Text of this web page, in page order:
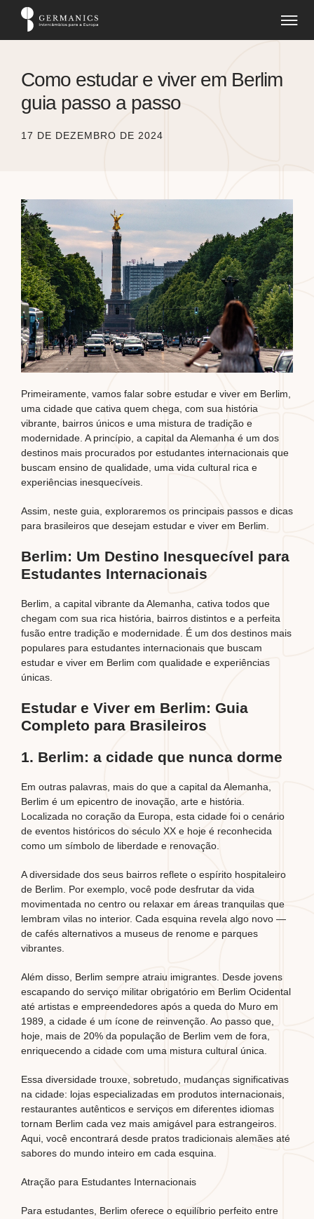
Como estudar e viver em Berlim
guia passo a passo
17 DE DEZEMBRO DE 2024
Primeiramente, vamos falar sobre estudar e viver em Berlim,
uma cidade que cativa quem chega, com sua história
vibrante, bairros únicos e uma mistura de tradição e
modernidade. A princípio, a capital da Alemanha é um dos
destinos mais procurados por estudantes internacionais que
buscam ensino de qualidade, uma vida cultural rica e
experiências inesquecíveis.
Assim, neste guia, exploraremos os principais passos e dicas
para brasileiros que desejam estudar e viver em Berlim.
Berlim: Um Destino Inesquecível para
Estudantes Internacionais
Berlim, a capital vibrante da Alemanha, cativa todos que
chegam com sua rica história, bairros distintos e a perfeita
fusão entre tradição e modernidade. É um dos destinos mais
populares para estudantes internacionais que buscam
estudar e viver em Berlim com qualidade e experiências
únicas.
Estudar e Viver em Berlim: Guia
Completo para Brasileiros
1. Berlim: a cidade que nunca dorme
Em outras palavras, mais do que a capital da Alemanha,
Berlim é um epicentro de inovação, arte e história.
Localizada no coração da Europa, esta cidade foi o cenário
de eventos históricos do século XX e hoje é reconhecida
como um símbolo de liberdade e renovação.
A diversidade dos seus bairros reflete o espírito hospitaleiro
de Berlim. Por exemplo, você pode desfrutar da vida
movimentada no centro ou relaxar em áreas tranquilas que
lembram vilas no interior. Cada esquina revela algo novo —
de cafés alternativos a museus de renome e parques
vibrantes.
Além disso, Berlim sempre atraiu imigrantes. Desde jovens
escapando do serviço militar obrigatório em Berlim Ocidental
até artistas e empreendedores após a queda do Muro em
1989, a cidade é um ícone de reinvenção. Ao passo que,
hoje, mais de 20% da população de Berlim vem de fora,
enriquecendo a cidade com uma mistura cultural única.
Essa diversidade trouxe, sobretudo, mudanças significativas
na cidade: lojas especializadas em produtos internacionais,
restaurantes autênticos e serviços em diferentes idiomas
tornam Berlim cada vez mais amigável para estrangeiros.
Aqui, você encontrará desde pratos tradicionais alemães até
sabores do mundo inteiro em cada esquina.
Atração para Estudantes Internacionais
Para estudantes, Berlim oferece o equilíbrio perfeito entre